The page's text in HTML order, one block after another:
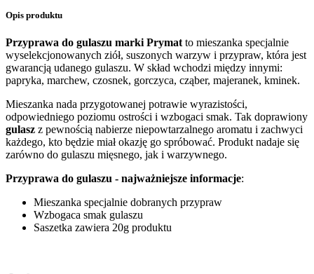
Opis produktu
Przyprawa do gulaszu marki Prymat to mieszanka specjalnie
wyselekcjonowanych ziół, suszonych warzyw i przypraw, która jest
gwarancją udanego gulaszu. W skład wchodzi między innymi:
papryka, marchew, czosnek, gorczyca, cząber, majeranek, kminek.
Mieszanka nada przygotowanej potrawie wyrazistości,
odpowiedniego poziomu ostrości i wzbogaci smak. Tak doprawiony
gulasz z pewnością nabierze niepowtarzalnego aromatu i zachwyci
każdego, kto będzie miał okazję go spróbować. Produkt nadaje się
zarówno do gulaszu mięsnego, jak i warzywnego.
Przyprawa do gulaszu - najważniejsze informacje:
Mieszanka specjalnie dobranych przypraw
Wzbogaca smak gulaszu
Saszetka zawiera 20g produktu